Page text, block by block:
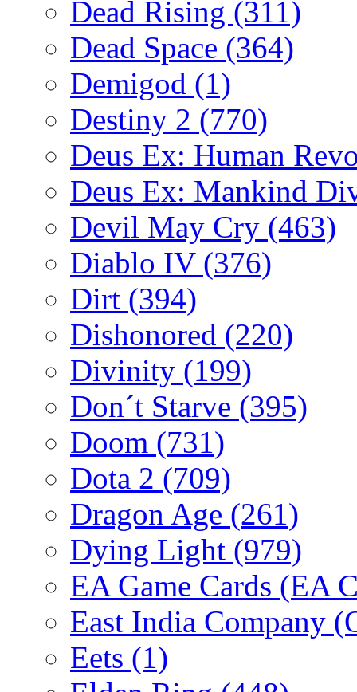
Dead Rising (311)
Dead Space (364)
Demigod (1)
Destiny 2 (770)
Deus Ex: Human
Deus Ex: Mankind
Devil May Cry (463)
Diablo IV (376)
Dirt (394)
Dishonored (220)
Divinity (199)
Don´t Starve (395)
Doom (731)
Dota 2 (709)
Dragon Age (261)
Dying Light (979)
EA Game Cards (EA
East India Company
Eets (1)